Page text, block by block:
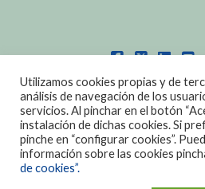
POLITICA DE COOKIES|
DISEÑO: DIAN
Utilizamos cookies propias y de
análisis de navegación de los
servicios. Al pinchar en el botón
instalación de dichas cookies. Si
pinche en “configurar cookies”.
información sobre las cookies
de cookies”.